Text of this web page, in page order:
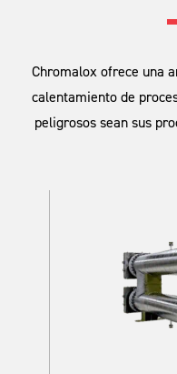
Chromalox ofrece una
calentamiento de
peligrosos sean sus